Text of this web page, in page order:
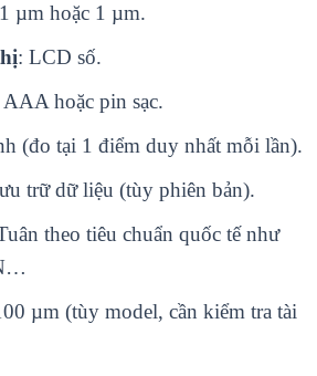
µm hoặc 1 µm.
: LCD số.
hoặc pin sạc.
(đo tại 1 điểm duy nhất mỗi lần).
trữ dữ liệu (tùy phiên bản).
theo tiêu chuẩn quốc tế như
µm (tùy model, cần kiểm tra tài